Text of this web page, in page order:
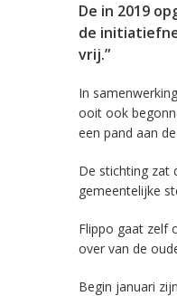
De in 2019
de
vrij.”
In
ooit ook
een pand aan
De stichting zat
gemeentelijke
Flippo gaat zelf
over van de
Begin januari